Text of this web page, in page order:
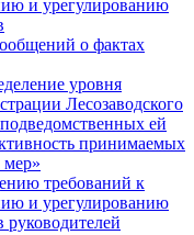
и урегулированию
о фактах
уровня
Лесозаводского
ей
принимаемых
требований к
и урегулированию
руководителей